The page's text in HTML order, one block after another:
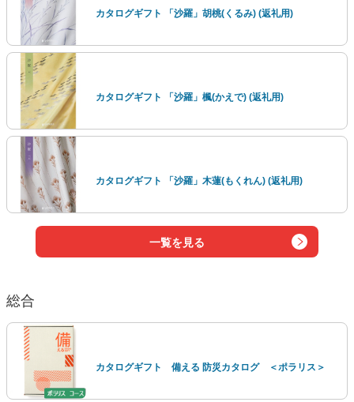
カタログギフト 「沙羅」胡桃(くるみ) (返礼用)
カタログギフト 「沙羅」楓(かえで) (返礼用)
カタログギフト 「沙羅」木蓮(もくれん) (返礼用)
一覧を見る
総合
カタログギフト 備える 防災カタログ ＜ポラリス＞